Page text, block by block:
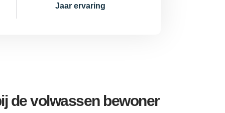
Jaar ervaring
de volwassen bewoner